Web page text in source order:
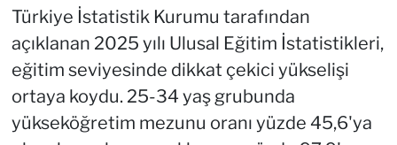
Türkiye İstatistik Kurumu tarafından
açıklanan 2025 yılı Ulusal Eğitim İstatistikleri,
eğitim seviyesinde dikkat çekici yükselişi
ortaya koydu. 25-34 yaş grubunda
yükseköğretim mezunu oranı yüzde 45,6'ya